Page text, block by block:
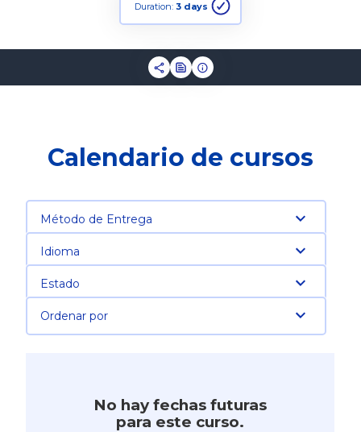
Duration: 3 days
Calendario de cursos
Método de Entrega
Idioma
Estado
Ordenar por
No hay fechas futuras
para este curso.